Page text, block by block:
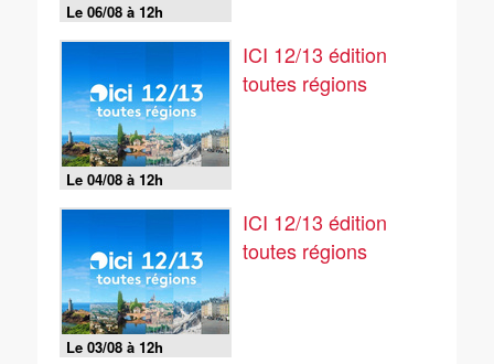
Le 06/08 à 12h
Le 04/08 à 12h
ICI 12/13 édition
toutes régions
Le 03/08 à 12h
ICI 12/13 édition
toutes régions